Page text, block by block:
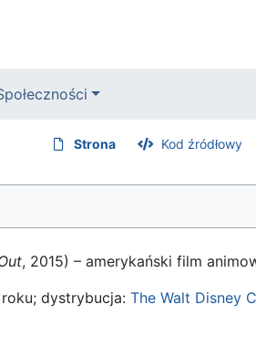
Strona Kod źródłowy
, 2015) – amerykański film
roku; dystrybucja: The Walt Disney